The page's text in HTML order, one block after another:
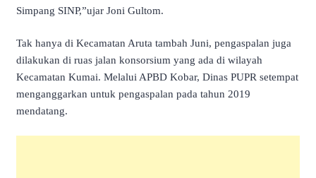
Simpang SINP,”ujar Joni Gultom.
Tak hanya di Kecamatan Aruta tambah Juni, pengaspalan juga
dilakukan di ruas jalan konsorsium yang ada di wilayah
Kecamatan Kumai. Melalui APBD Kobar, Dinas PUPR setempat
menganggarkan untuk pengaspalan pada tahun 2019
mendatang.